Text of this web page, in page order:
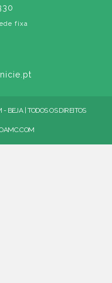
fixa
BEJA | TODOS OS DIREITOS